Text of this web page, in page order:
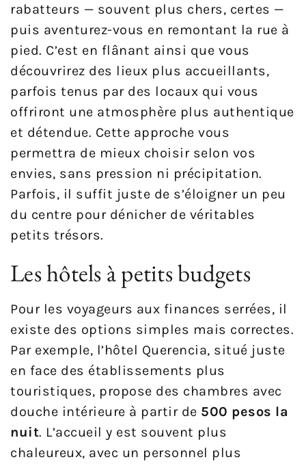
rabatteurs — souvent plus chers, certes —
puis aventurez-vous en remontant la rue à
pied. C’est en flânant ainsi que vous
découvrirez des lieux plus accueillants,
parfois tenus par des locaux qui vous
offriront une atmosphère plus authentique
et détendue. Cette approche vous
permettra de mieux choisir selon vos
envies, sans pression ni précipitation.
Parfois, il suffit juste de s’éloigner un peu
du centre pour dénicher de véritables
petits trésors.
Les hôtels à petits budgets
Pour les voyageurs aux finances serrées, il
existe des options simples mais correctes.
Par exemple, l’hôtel Querencia, situé juste
en face des établissements plus
touristiques, propose des chambres avec
douche intérieure à partir de 500 pesos la
nuit. L’accueil y est souvent plus
chaleureux, avec un personnel plus